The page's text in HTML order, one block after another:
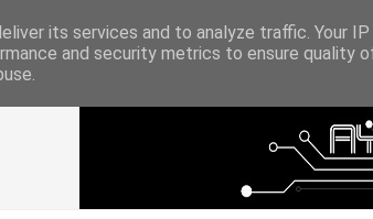
its services and to analyze traffic. Your
and security metrics to ensure quality